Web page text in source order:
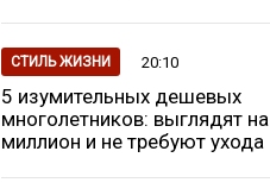
СТИЛЬ ЖИЗНИ 20:10
5 изумительных дешевых
многолетников: выглядят на
миллион и не требуют ухода